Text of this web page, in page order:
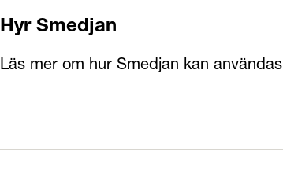
Hyr Smedjan
Läs mer om hur Smedjan kan användas